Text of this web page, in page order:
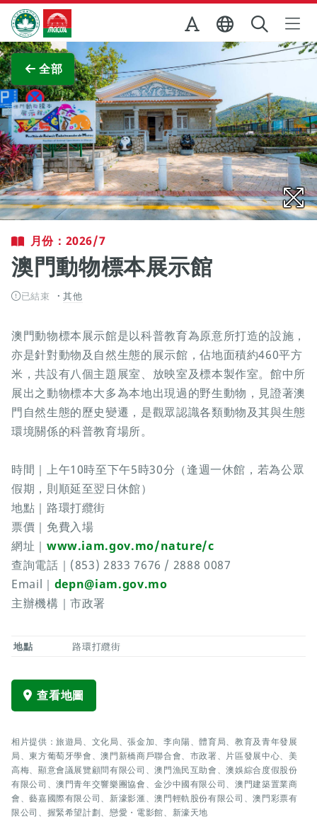
跳至主内容
澳門特別行政區政府旅遊局
全部
月份：2026/7
澳門動物標本展示館
已結束 其他
澳門動物標本展示館是以科普教育為原意所打造的設施，
亦是針對動物及自然生態的展示館，佔地面積約460平方
米，共設有八個主題展室、放映室及標本製作室。館中所
展出之動物標本大多為本地出現過的野生動物，見證著澳
門自然生態的歷史變遷，是觀眾認識各類動物及其與生態
環境關係的科普教育場所。
時間｜上午10時至下午5時30分（逢週一休館，若為公眾
假期，則順延至翌日休館）
地點｜路環打纜街
票價｜免費入場
網址｜ www.iam.gov.mo/nature/c
查詢電話｜(853) 2833 7676 / 2888 0087
Email｜ depn@iam.gov.mo
主辦機構｜市政署
地點 路環打纜街
查看地圖
相片提供：旅遊局、文化局、張金加、李向陽、體育局、教育及青年發展
局、東方葡萄牙學會、澳門新橋商戶聯合會、市政署、片區發展中心、美
高梅、顯意會議展覽顧問有限公司、澳門漁民互助會、澳娛綜合度假股份
有限公司、澳門青年交響樂團協會、金沙中國有限公司、澳門建築置業商
會、藝嘉國際有限公司、新濠影滙、澳門輕軌股份有限公司、澳門彩票有
限公司、握緊希望計劃、戀愛・電影館、新濠天地